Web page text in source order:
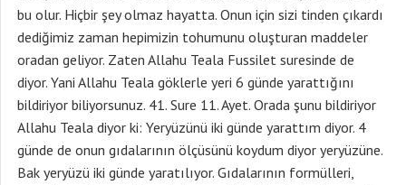
bu olur. Hiçbir şey olmaz hayatta. Onun için sizi tinden çıkardı
dediğimiz zaman hepimizin tohumunu oluşturan maddeler
oradan geliyor. Zaten Allahu Teala Fussilet suresinde de
diyor. Yani Allahu Teala göklerle yeri 6 günde yarattığını
bildiriyor biliyorsunuz. 41. Sure 11. Ayet. Orada şunu bildiriyor
Allahu Teala diyor ki: Yeryüzünü iki günde yarattım diyor. 4
günde de onun gıdalarının ölçüsünü koydum diyor yeryüzüne.
Bak yeryüzü iki günde yaratılıyor. Gıdalarının formülleri,